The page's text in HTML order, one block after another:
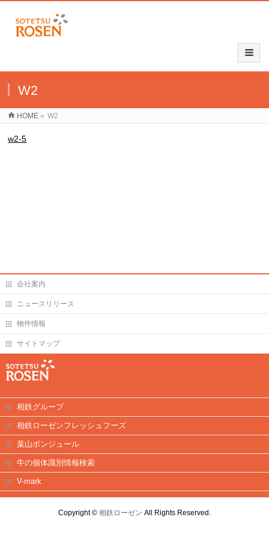
W2
HOME » W2
w2-5
会社案内
ニュースリリース
物件情報
サイトマップ
相鉄グループ
相鉄ローゼンフレッシュフーズ
葉山ボンジュール
牛の個体識別情報検索
V-mark
Copyright © 相鉄ローゼン All Rights Reserved.